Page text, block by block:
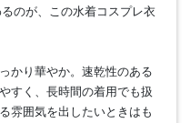
るのが、この水着コスプレ衣
かり華やか。速乾性のある
すく、長時間の着用でも扱
雰囲気を出したいときはも